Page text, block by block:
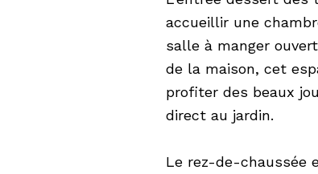
accueillir une
salle à manger
de la maison, cet
profiter des beaux
direct au jardin.
Le rez-de-chaussée